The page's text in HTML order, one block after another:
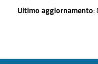
Ultimo aggiornamento: